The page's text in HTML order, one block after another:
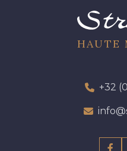
HAUTE
+32